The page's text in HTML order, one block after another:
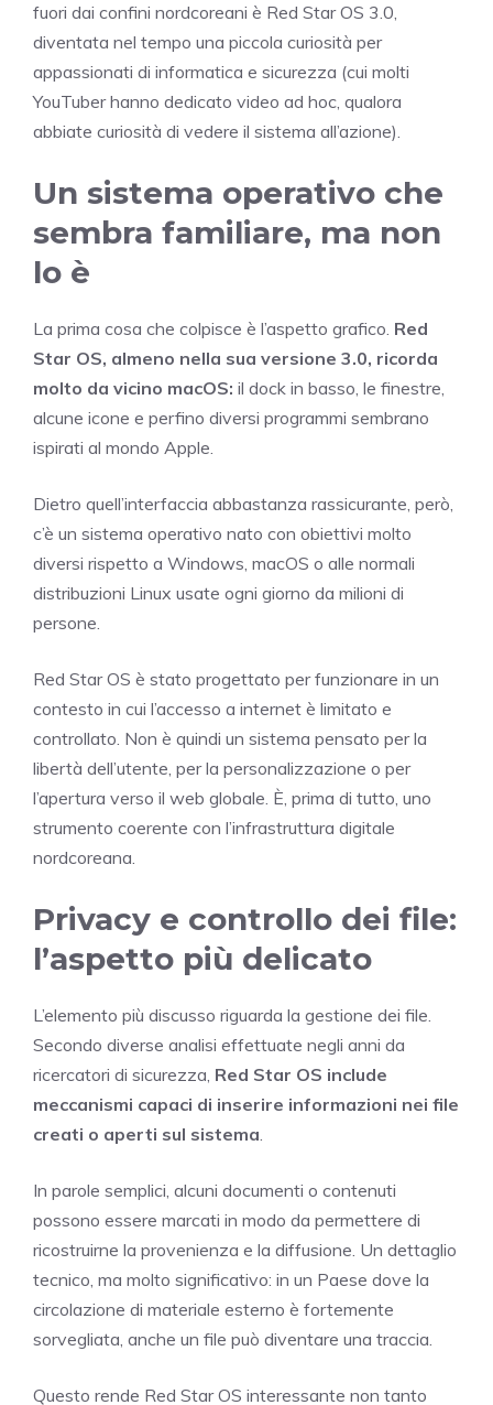
fuori dai confini nordcoreani è Red Star OS 3.0,
diventata nel tempo una piccola curiosità per
appassionati di informatica e sicurezza (cui molti
YouTuber hanno dedicato video ad hoc, qualora
abbiate curiosità di vedere il sistema all’azione).
Un sistema operativo che
sembra familiare, ma non
lo è
La prima cosa che colpisce è l’aspetto grafico. Red
Star OS, almeno nella sua versione 3.0, ricorda
molto da vicino macOS: il dock in basso, le finestre,
alcune icone e perfino diversi programmi sembrano
ispirati al mondo Apple.
Dietro quell’interfaccia abbastanza rassicurante, però,
c’è un sistema operativo nato con obiettivi molto
diversi rispetto a Windows, macOS o alle normali
distribuzioni Linux usate ogni giorno da milioni di
persone.
Red Star OS è stato progettato per funzionare in un
contesto in cui l’accesso a internet è limitato e
controllato. Non è quindi un sistema pensato per la
libertà dell’utente, per la personalizzazione o per
l’apertura verso il web globale. È, prima di tutto, uno
strumento coerente con l’infrastruttura digitale
nordcoreana.
Privacy e controllo dei file:
l’aspetto più delicato
L’elemento più discusso riguarda la gestione dei file.
Secondo diverse analisi effettuate negli anni da
ricercatori di sicurezza, Red Star OS include
meccanismi capaci di inserire informazioni nei file
creati o aperti sul sistema.
In parole semplici, alcuni documenti o contenuti
possono essere marcati in modo da permettere di
ricostruirne la provenienza e la diffusione. Un dettaglio
tecnico, ma molto significativo: in un Paese dove la
circolazione di materiale esterno è fortemente
sorvegliata, anche un file può diventare una traccia.
Questo rende Red Star OS interessante non tanto